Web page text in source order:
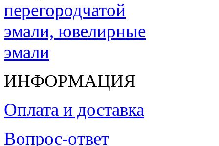
ИНФОРМАЦИЯ
Оплата и доставка
Вопрос-ответ